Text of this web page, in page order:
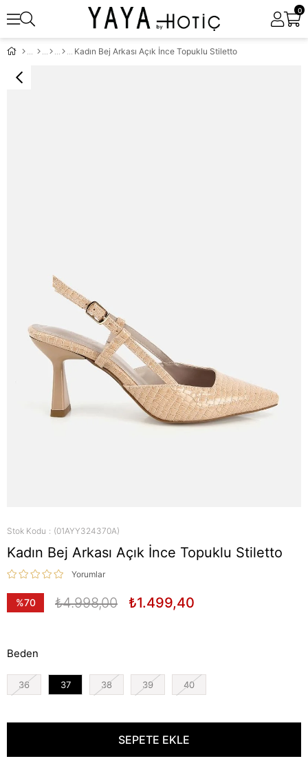
0
Kadın Bej Arkası Açık İnce Topuklu Stiletto
Stok Kodu (01AYY324370A)
Kadın Bej Arkası Açık İnce Topuklu Stiletto
Yorumlar
%70
₺4.998,00 ₺1.499,40
Beden
36 37 38 39 40